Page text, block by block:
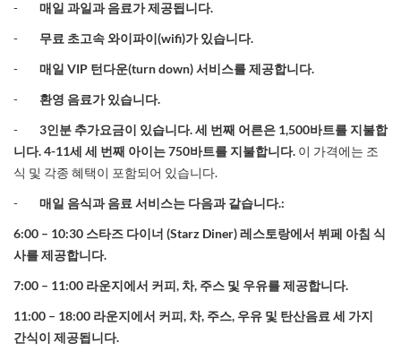
- 매일 과일과 음료가 제공됩니다.
- 무료 초고속 와이파이 (wifi)가 있습니다.
- 매일 VIP 턴다운(turn down)서비스를 제공합니다.
- 환영 음료가 있습니다.
- 3인분 추가요금이 있습니다.세 번째 어른은 1,500바트를 지불합
니다.4-11세 세 번째 아이는750바트를 지불합니다. 이 가격에는 조
식 및 각종 혜택이 포함되어 있습니다.
- 매일 음식과 음료 서비스는 다음과 같습니다.:
6:00 – 10:30 스타즈 다이너 (Starz Diner)레스토랑에서 뷔페 아침 식
사를 제공합니다.
7:00 – 11:00 라운지에서 커피, 차, 주스 및 우유를 제공합니다.
11:00 – 18:00 라운지에서 커피, 차, 주스, 우유 및 탄산음료 세 가지
간식이 제공됩니다.